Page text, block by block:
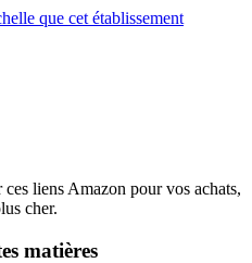
que cet établissement
liens Amazon pour vos achats,
cher.
matières